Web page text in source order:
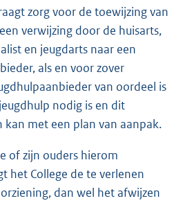
zorg voor de toewijzing van
verwijzing door de huisarts,
en jeugdarts naar een
als en voor zover
van oordeel is
nodig is en dit
kan met een plan van aanpak.
of zijn ouders hierom
het College de te verlenen
dan wel het afwijzen